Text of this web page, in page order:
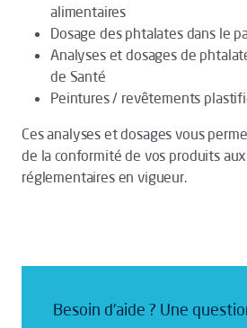
alimentaires
Dosage des phtalates dans le
Analyses et dosages de
de Santé
Peintures / revêtements
Ces analyses et dosages vous
de la conformité de vos produits
réglementaires en vigueur.
Besoin d'aide ? Une